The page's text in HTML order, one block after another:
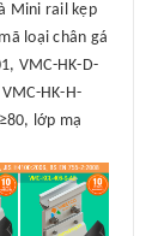
Mini rail kẹp
loại chân gá
VMC-HK-D-
HK-H-
lớp mạ